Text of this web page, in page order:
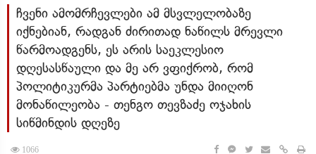
ჩვენი ამომრჩევლები ამ მსვლელობაზე
იქნებიან, რადგან ძირითად ნაწილს მრევლი
წარმოადგენს, ეს არის საეკლესიო
დღესასწაული და მე არ ვფიქრობ, რომ
პოლიტიკურმა პარტიებმა უნდა მიიღონ
მონაწილეობა - თენგო თევზაძე ოჯახის
სიწმინდის დღეზე
1066